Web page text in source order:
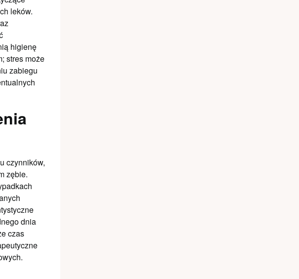
leków.
higienę
stres może
zabiegu
czynników,
zębie.
dnia
czas